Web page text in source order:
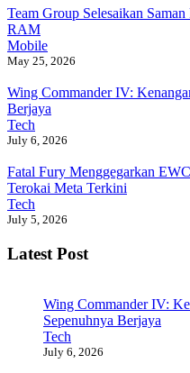
Team Group Selesaikan
RAM
Mobile
May 25, 2026
Wing Commander IV:
Berjaya
Tech
July 6, 2026
Fatal Fury Menggegarkan
Terokai Meta Terkini
Tech
July 5, 2026
Latest Post
Wing Commander IV:
Sepenuhnya Berjaya
Tech
July 6, 2026